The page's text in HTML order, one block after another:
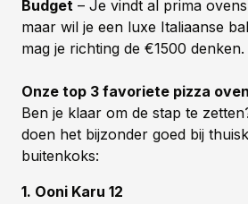
Budget – Je vindt al prima
maar wil je een luxe Italiaanse
mag je richting de €1500 denken.
Onze top 3 favoriete pizza
Ben je klaar om de stap te
doen het bijzonder goed bij
buitenkoks:
1. Ooni Karu 12